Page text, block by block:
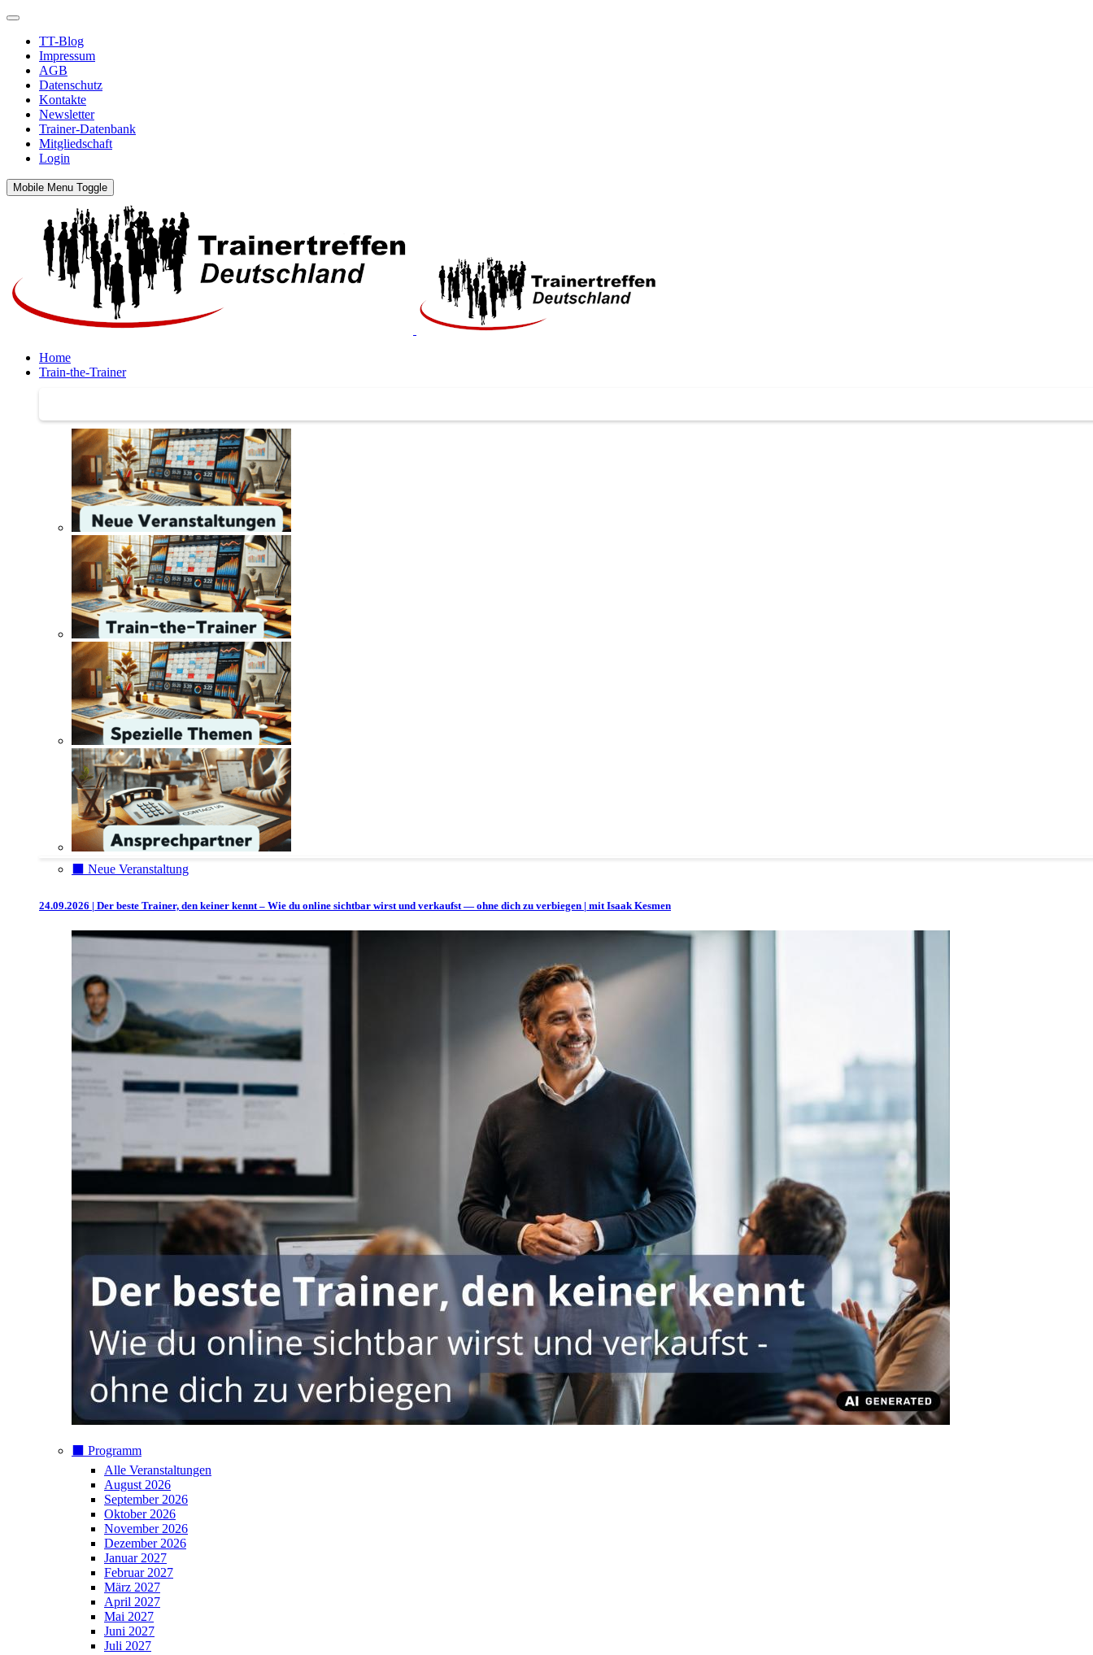
TT-Blog
Impressum
AGB
Datenschutz
Kontakte
Newsletter
Trainer-Datenbank
Mitgliedschaft
Login
Mobile Menu Toggle
Home
Train-the-Trainer
⬛️ Neue Veranstaltung
24.09.2026 | Der beste Trainer, den keiner kennt – Wie du online sichtbar wirst und verkaufst — ohne dich zu verbiegen | mit Isaak Kesmen
⬛️ Programm
Alle Veranstaltungen
August 2026
September 2026
Oktober 2026
November 2026
Dezember 2026
Januar 2027
Februar 2027
März 2027
April 2027
Mai 2027
Juni 2027
Juli 2027